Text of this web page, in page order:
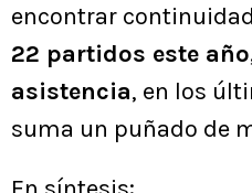
encontrar
22 partidos este
asistencia, en los
suma un puñado de